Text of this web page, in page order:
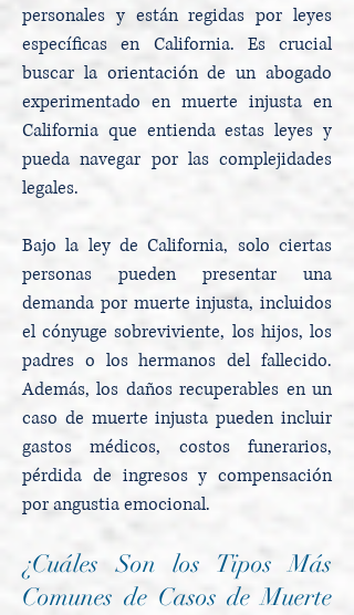
personales y están regidas por leyes
específicas en California. Es crucial
buscar la orientación de un abogado
experimentado en muerte injusta en
California que entienda estas leyes y
pueda navegar por las complejidades
legales.
Bajo la ley de California, solo ciertas
personas pueden presentar una
demanda por muerte injusta, incluidos
el cónyuge sobreviviente, los hijos, los
padres o los hermanos del fallecido.
Además, los daños recuperables en un
caso de muerte injusta pueden incluir
gastos médicos, costos funerarios,
pérdida de ingresos y compensación
por angustia emocional.
¿Cuáles Son los Tipos Más
Comunes de Casos de Muerte